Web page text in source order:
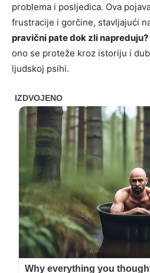
problema i posljedica. Ova
frustracije i gorčine, stavljajući
pravični pate dok zli napreduju?
ono se proteže kroz istoriju i
ljudskoj psihi.